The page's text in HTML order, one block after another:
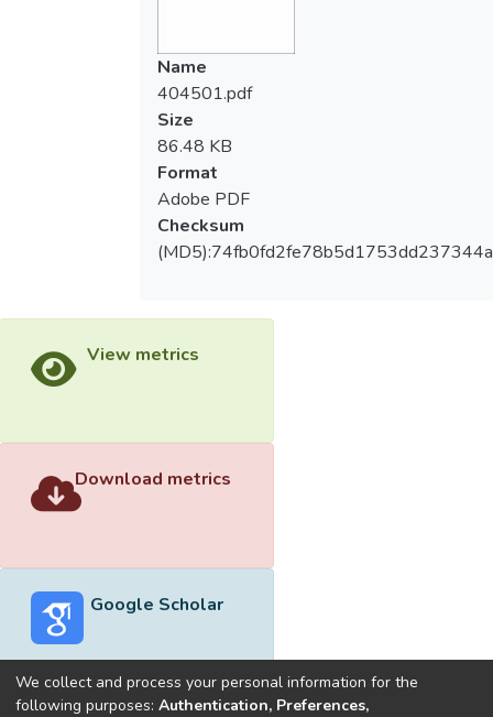
Name
404501.pdf
Size
86.48 KB
Format
Adobe PDF
Checksum
View metrics
Download metrics
Google Scholar
We collect and process your personal information for the
following purposes: Authentication, Preferences,